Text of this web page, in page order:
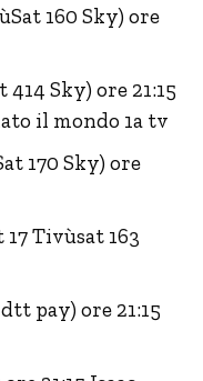
160 Sky) ore
Sky) ore 21:15
il mondo 1a tv
170 Sky) ore
17 Tivùsat 163
pay) ore 21:15